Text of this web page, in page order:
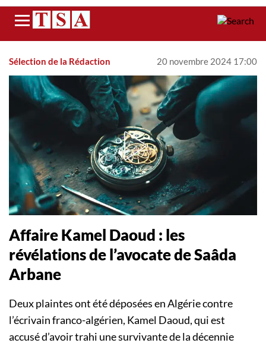
Menu
Sélection de la Rédaction 20 novembre 2024 17:00
Affaire Kamel Daoud : les
révélations de l’avocate de Saâda
Arbane
Deux plaintes ont été déposées en Algérie contre
l’écrivain franco-algérien, Kamel Daoud, qui est
accusé d’avoir trahi une survivante de la décennie